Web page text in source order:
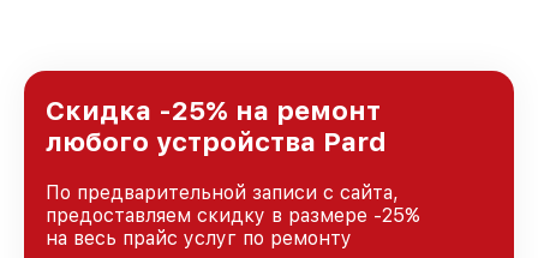
Скидка -25% на ремонт
любого устройства Pard
По предварительной записи с сайта,
предоставляем скидку в размере -25%
на весь прайс услуг по ремонту